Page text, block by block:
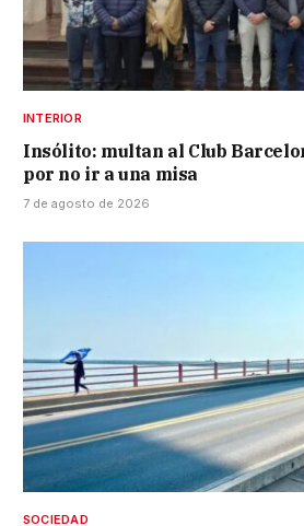
INTERIOR
Insólito: multan al Club
por no ir a una misa
7 de agosto de 2026
SOCIEDAD